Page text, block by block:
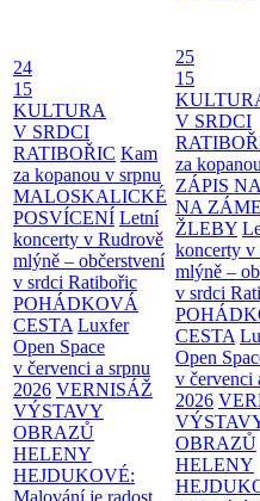
24
15
KULTURA
V SRDCI
RATIBOŘIC Kam
za kopanou v srpnu
MALOSKALICKÉ
POSVÍCENÍ Letní
koncerty v Rudrově
mlýně – občerstvení
v srdci Ratibořic
POHÁDKOVÁ
CESTA Luxfer
Open Space
v červenci a srpnu
2026 VERNISÁŽ
VÝSTAVY
OBRAZŮ
HELENY
HEJDUKOVÉ:
Malování je radost
25
15
V SRDCI
za
ZÁPIS
NA
ŽLEBY
koncerty v
mlýně –
v srdci
CESTA
Open
v červenci
2026
OBRAZŮ
HELENY